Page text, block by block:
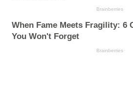
Brainberries
When Fame Meets Fragility: 6
You Won't Forget
Brainberries